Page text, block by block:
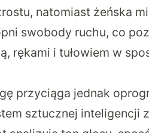
natomiast żeńska
swobody ruchu, co
rękami i tułowiem w
przyciąga jednak
sztucznej inteligencji